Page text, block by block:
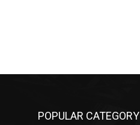
POPULAR CATEGORY